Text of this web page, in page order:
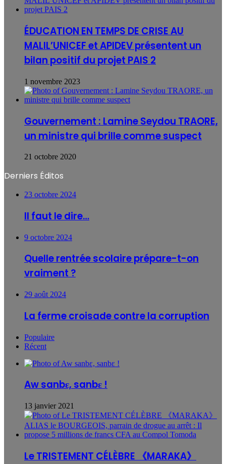
ÉDUCATION EN TEMPS DE CRISE AU
MALIL’UNICEF et APIDEV présentent un
bilan positif du projet PAIS 2
1 novembre 2023
Gouvernement : Lamine Seydou TRAORE,
un ministre qui brille comme suspect
21 octobre 2020
Derniers Éditos
23 octobre 2024
Il faut le dire…
9 octobre 2024
Quelle rentrée scolaire prépare-t-on
vraiment ?
29 août 2024
La ferme croisade contre la corruption
Populaire
Récent
Aw sanbɛ, sanbɛ !
13 janvier 2021
Le TRISTEMENT CÉLÈBRE 《MARAKA》